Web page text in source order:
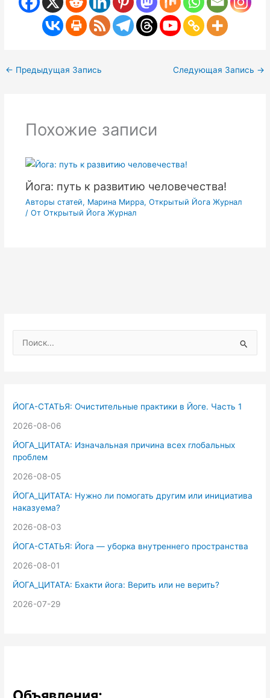
← Предыдущая Запись Следующая Запись →
Похожие записи
Йога: путь к развитию человечества!
Авторы статей, Марина Мирра, Открытый Йога Журнал
/ От Открытый Йога Журнал
о
к
ЙОГА-СТАТЬЯ: Очистительные практики в Йоге. Часть 1
2026-08-06
ЙОГА_ЦИТАТА: Изначальная причина всех глобальных
проблем
2026-08-05
ЙОГА_ЦИТАТА: Нужно ли помогать другим или инициатива
наказуема?
2026-08-03
ЙОГА-СТАТЬЯ: Йога — уборка внутреннего пространства
2026-08-01
ЙОГА_ЦИТАТА: Бхакти йога: Верить или не верить?
2026-07-29